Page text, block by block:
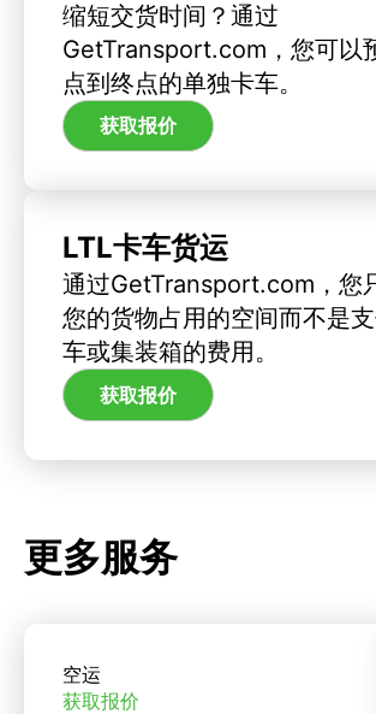
缩短交货时间？通过
GetTransport.com，您可以
点到终点的单独卡车。
获取报价
LTL卡车货运
通过GetTransport.com，您
您的货物占用的空间而不是
车或集装箱的费用。
获取报价
更多服务
空运
获取报价